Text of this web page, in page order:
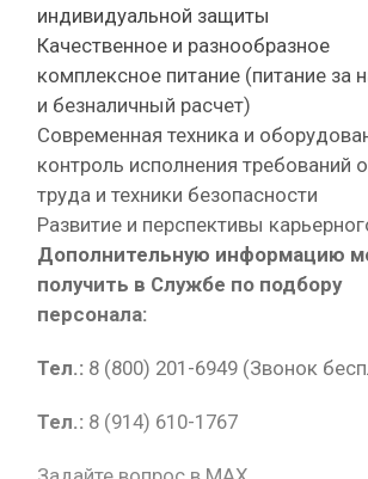
индивидуальной защиты
Качественное и разнообразное
комплексное питание (питание за
и безналичный расчет)
Современная техника и
контроль исполнения требований
труда и техники безопасности
Развитие и перспективы
Дополнительную информацию
получить в Службе по подбору
персонала:
Тел.: 8 (800) 201-6949 (Звонок
Тел.: 8 (914) 610-1767